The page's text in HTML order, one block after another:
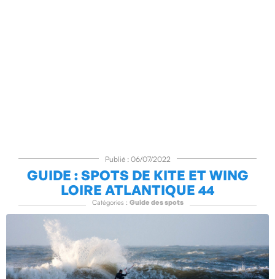
Publié : 06/07/2022
GUIDE : SPOTS DE KITE ET WING
LOIRE ATLANTIQUE 44
Catégories : Guide des spots